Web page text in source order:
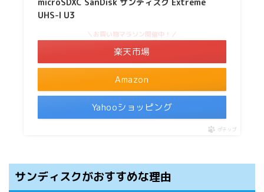
UHS-I U3
Amazon
＼お買い物マラソン開催中！／
楽天市場
Yahooショッピング
ポチップ
サンディスクがおすすめな理由